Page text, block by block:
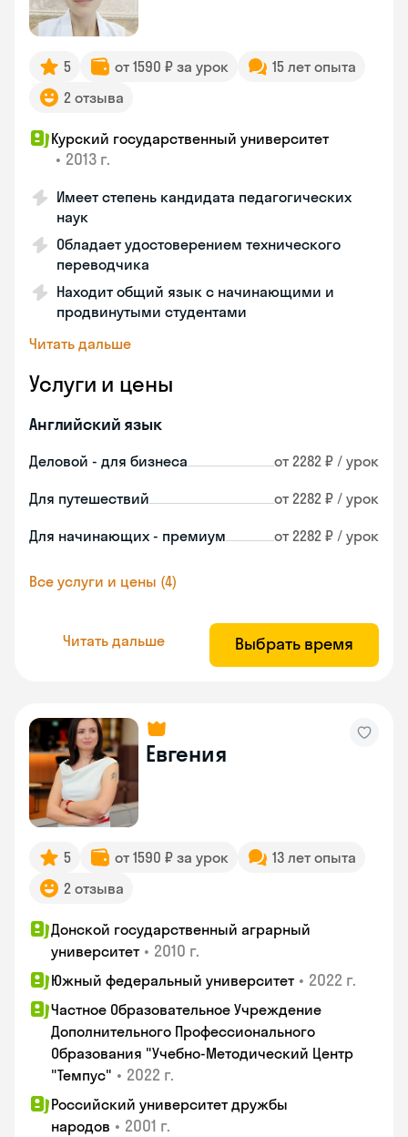
5 от 1590 ₽ за урок
15 лет опыта
2 отзыва
Курский государственный университет
• 2013 г.
Имеет степень кандидата педагогических
наук
Обладает удостоверением технического
переводчика
Находит общий язык с начинающими и
продвинутыми студентами
Читать дальше
Услуги и цены
Английский язык
Деловой - для бизнеса от 2282 ₽ / урок
Для путешествий от 2282 ₽ / урок
Для начинающих - премиум от 2282 ₽ / урок
Все услуги и цены (4)
Читать дальше Выбрать время
Евгения
5 от 1590 ₽ за урок
13 лет опыта
2 отзыва
Донской государственный аграрный
университет • 2010 г.
Южный федеральный университет • 2022 г.
Частное Образовательное Учреждение
Дополнительного Профессионального
Образования "Учебно-Методический Центр
"Темпус" • 2022 г.
Российский университет дружбы
народов • 2001 г.